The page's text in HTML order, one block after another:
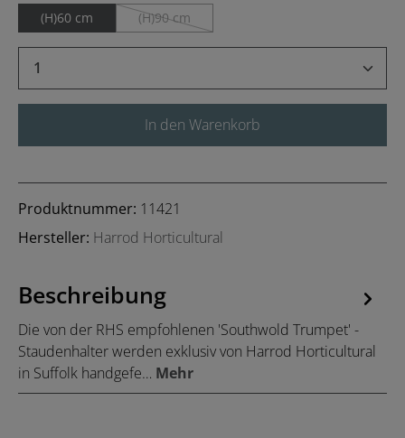
(H)60 cm (H)90 cm
(Diese Option ist zurzeit nicht verfügbar.)
Produkt Anzahl: Gib den gewünschten
In den Warenkorb
Produktnummer: 11421
Hersteller: Harrod Horticultural
Beschreibung
Die von der RHS empfohlenen 'Southwold Trumpet' -
Staudenhalter werden exklusiv von Harrod Horticultural
in Suffolk handgefe… Mehr